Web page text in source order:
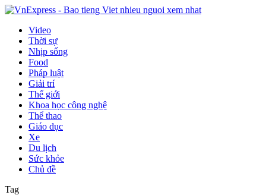
Video
Thời sự
Nhịp sống
Food
Pháp luật
Giải trí
Thế giới
Khoa học công nghệ
Thể thao
Giáo dục
Xe
Du lịch
Sức khỏe
Chủ đề
Tag